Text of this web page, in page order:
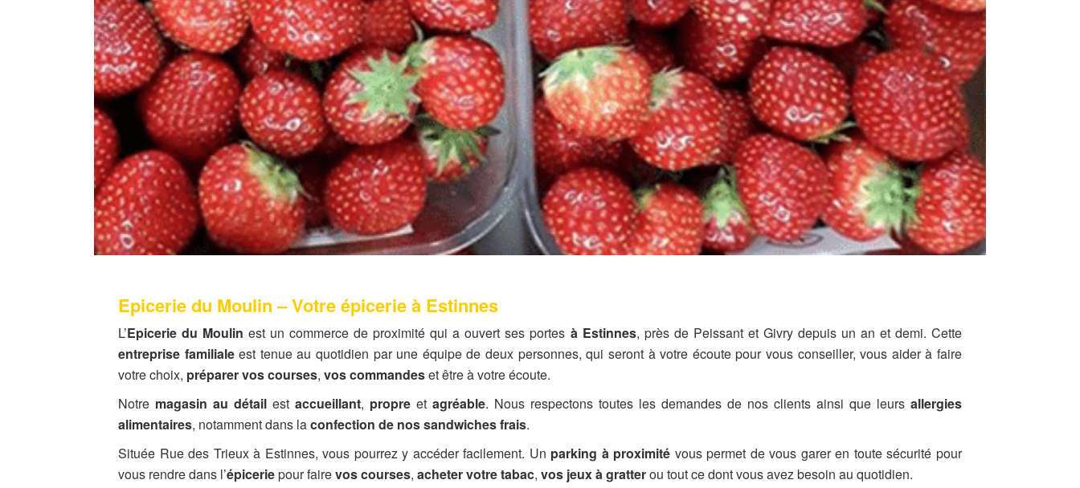
Epicerie du Moulin – Votre épicerie à Estinnes
L’Epicerie du Moulin est un commerce de proximité qui a ouvert ses portes à Estinnes, près de Peissant et Givry depuis un an et demi. Cette
entreprise familialeest tenue au quotidien par une équipe de deux personnes, qui seront à votre écoute pour vous conseiller, vous aider à faire
votre choix, préparer vos courses, vos commandeset être à votre écoute.
Notre magasin au détail est accueillant, propre et agréable. Nous respectons toutes les demandes de nos clients ainsi que leurs allergies
alimentaires, notamment dans laconfection de nos sandwiches frais.
Située Rue des Trieux à Estinnes, vous pourrez y accéder facilement. Un parking à proximité vous permet de vous garer en toute sécurité pour
vous rendre dans l’épiceriepour fairevos courses, acheter votre tabac, vos jeux à gratterou tout ce dont vous avez besoin au quotidien.